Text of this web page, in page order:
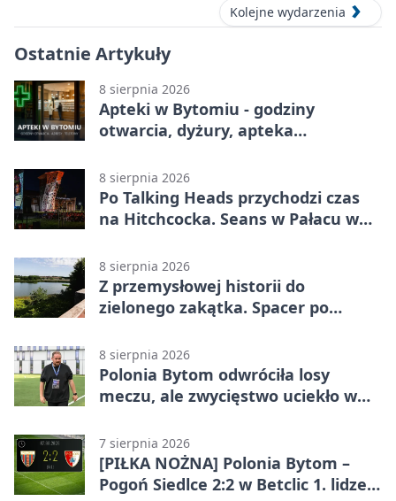
Kolejne wydarzenia
Ostatnie Artykuły
8 sierpnia 2026
Apteki w Bytomiu - godziny
otwarcia, dyżury, apteka
8 sierpnia 2026
Po Talking Heads przychodzi czas
na Hitchcocka. Seans w Pałacu w
8 sierpnia 2026
Z przemysłowej historii do
zielonego zakątka. Spacer po
8 sierpnia 2026
Polonia Bytom odwróciła losy
meczu, ale zwycięstwo uciekło w
7 sierpnia 2026
[PIŁKA NOŻNA] Polonia Bytom –
Pogoń Siedlce 2:2 w Betclic 1. lidze.